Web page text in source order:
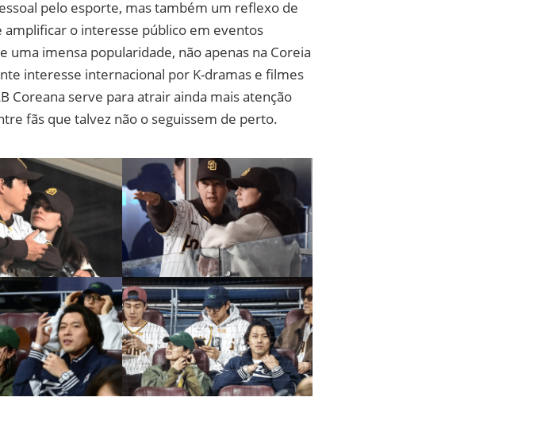
pelo esporte, mas também um reflexo de
o interesse público em eventos
uma imensa popularidade, não apenas na Coreia
interesse internacional por K-dramas e filmes
Coreana serve para atrair ainda mais atenção
fãs que talvez não o seguissem de perto.